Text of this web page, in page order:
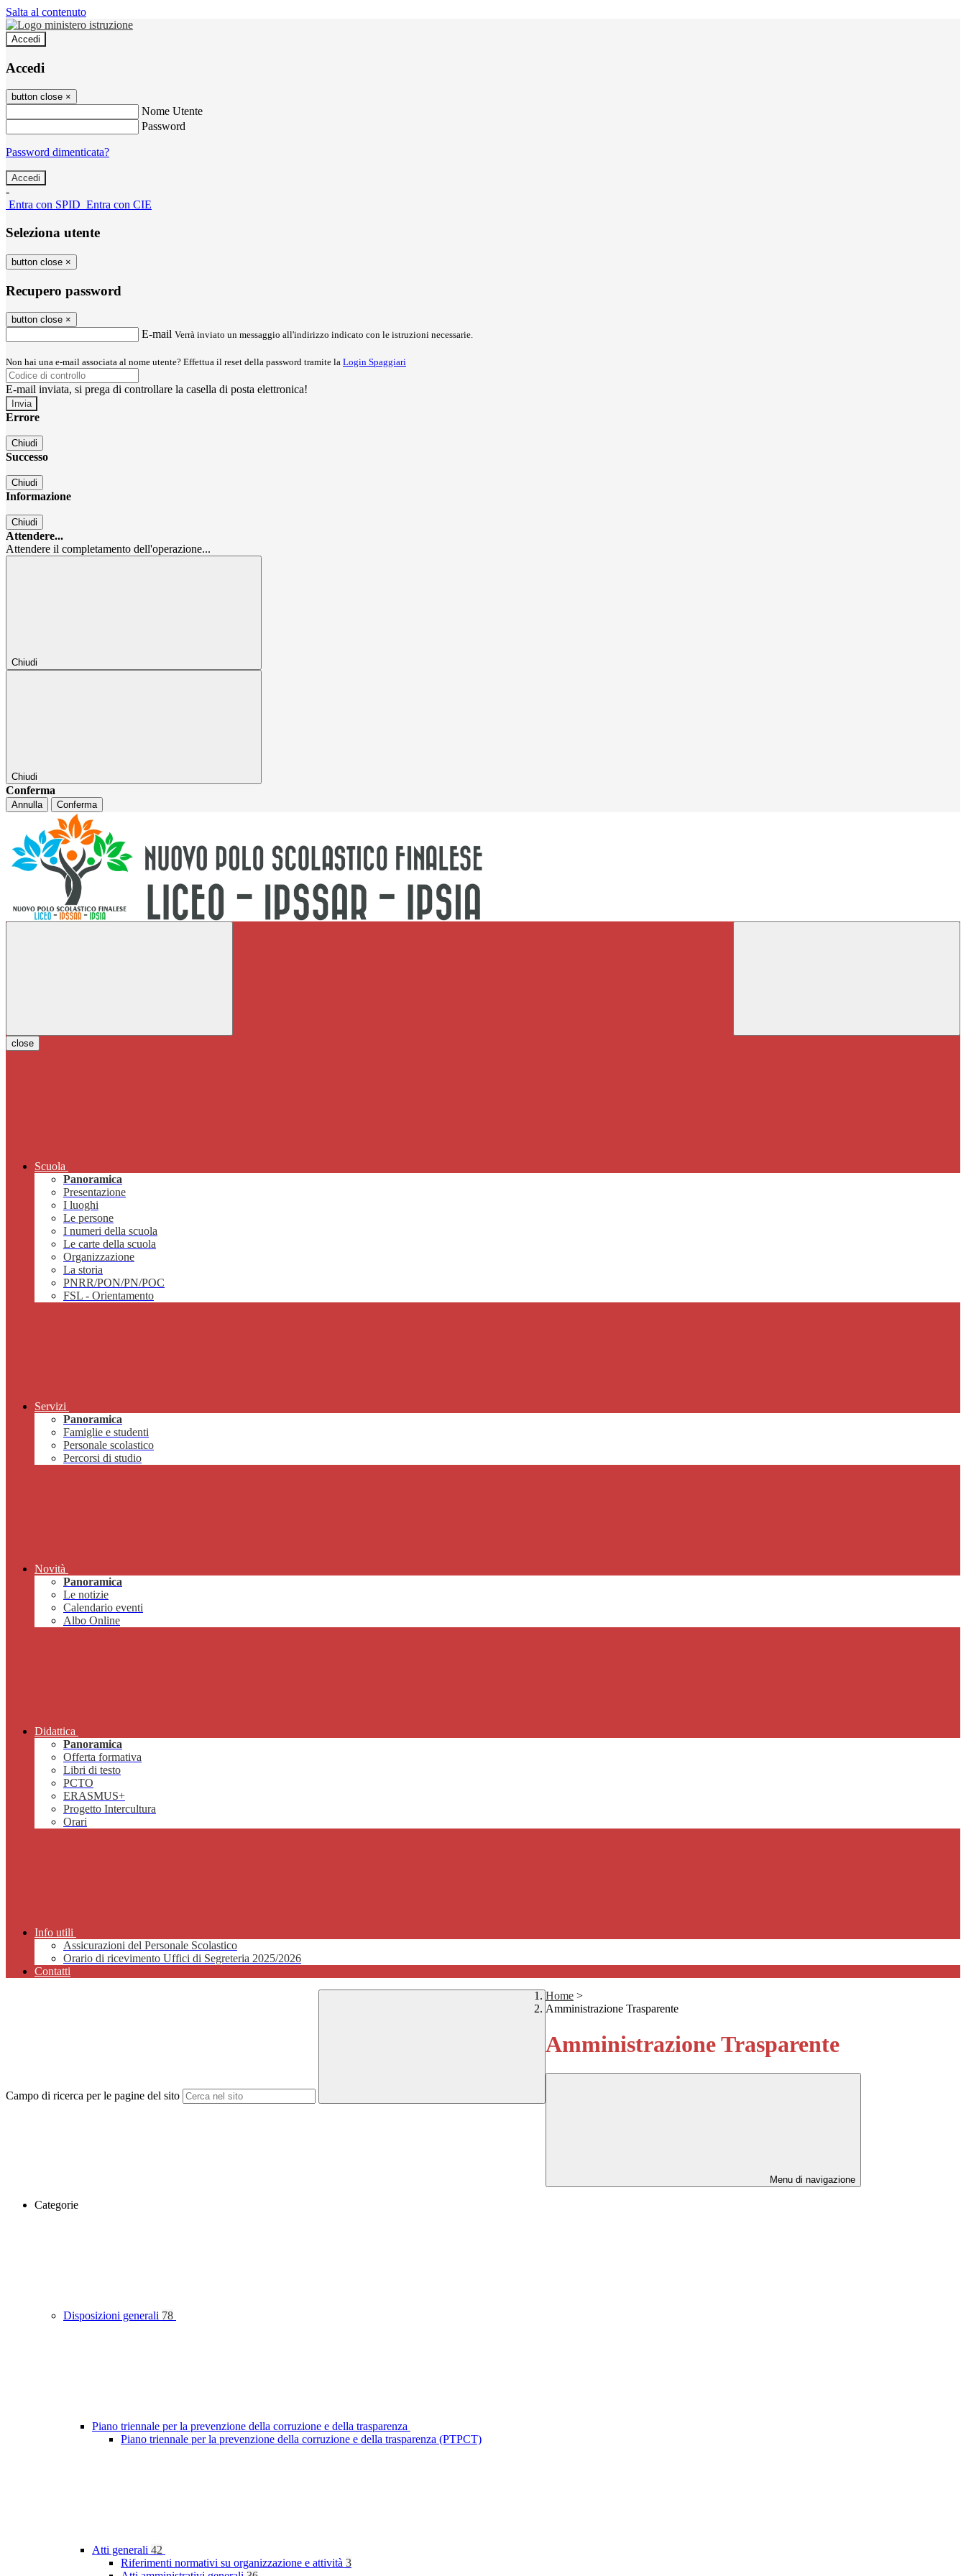
Salta al contenuto
Accedi
Accedi
button close ×
Nome Utente
Password
Password dimenticata?
-
Entra con SPID Entra con CIE
Seleziona utente
button close ×
Recupero password
button close ×
E-mail Verrà inviato un messaggio all'indirizzo indicato con le istruzioni necessarie.
Non hai una e-mail associata al nome utente? Effettua il reset della password tramite la Login Spaggiari
E-mail inviata, si prega di controllare la casella di posta elettronica!
Errore
Chiudi
Successo
Chiudi
Informazione
Chiudi
Attendere...
Attendere il completamento dell'operazione...
Chiudi
Chiudi
Conferma
Annulla Conferma
close
Scuola
Panoramica
Presentazione
I luoghi
Le persone
I numeri della scuola
Le carte della scuola
Organizzazione
La storia
PNRR/PON/PN/POC
FSL - Orientamento
Servizi
Panoramica
Famiglie e studenti
Personale scolastico
Percorsi di studio
Novità
Panoramica
Le notizie
Calendario eventi
Albo Online
Didattica
Panoramica
Offerta formativa
Libri di testo
PCTO
ERASMUS+
Progetto Intercultura
Orari
Info utili
Assicurazioni del Personale Scolastico
Orario di ricevimento Uffici di Segreteria 2025/2026
Contatti
Campo di ricerca per le pagine del sito
Home >
Amministrazione Trasparente
Amministrazione Trasparente
Menu di navigazione
Categorie
Disposizioni generali 78
Piano triennale per la prevenzione della corruzione e della trasparenza
Piano triennale per la prevenzione della corruzione e della trasparenza (PTPCT)
Atti generali 42
Riferimenti normativi su organizzazione e attività 3